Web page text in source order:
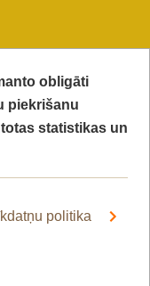
obligāti
piekrišanu
statistikas un
politika